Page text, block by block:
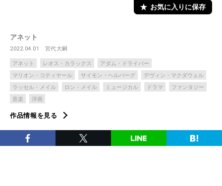
お気に入りに保存
アネット
2022.04.01 宮代大嗣
アネット レオス・カラックス
アダム・ドライバー
マリオン・コティヤール
サイモン・ヘルバーグ
デヴィン・マクダウェル
ラッセル・メイル
ロン・メイル ミュージカル ドラマ
ファンタジー
音楽
洋画
作品情報を見る